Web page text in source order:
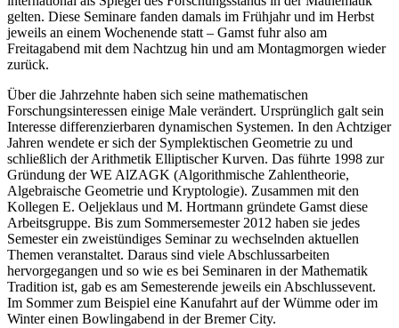
gelten. Diese Seminare fanden damals im Frühjahr und im Herbst
jeweils an einem Wochenende statt – Gamst fuhr also am
Freitagabend mit dem Nachtzug hin und am Montagmorgen wieder
zurück.
Über die Jahrzehnte haben sich seine mathematischen
Forschungsinteressen einige Male verändert. Ursprünglich galt sein
Interesse differenzierbaren dynamischen Systemen. In den Achtziger
Jahren wendete er sich der Symplektischen Geometrie zu und
schließlich der Arithmetik Elliptischer Kurven. Das führte 1998 zur
Gründung der WE AlZAGK (Algorithmische Zahlentheorie,
Algebraische Geometrie und Kryptologie). Zusammen mit den
Kollegen E. Oeljeklaus und M. Hortmann gründete Gamst diese
Arbeitsgruppe. Bis zum Sommersemester 2012 haben sie jedes
Semester ein zweistündiges Seminar zu wechselnden aktuellen
Themen veranstaltet. Daraus sind viele Abschlussarbeiten
hervorgegangen und so wie es bei Seminaren in der Mathematik
Tradition ist, gab es am Semesterende jeweils ein Abschlussevent.
Im Sommer zum Beispiel eine Kanufahrt auf der Wümme oder im
Winter einen Bowlingabend in der Bremer City.